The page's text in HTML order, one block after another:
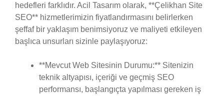
hedefleri farklıdır. Acil Tasarım olarak, **Çelikhan Site
SEO** hizmetlerimizin fiyatlandırmasını belirlerken
şeffaf bir yaklaşım benimsiyoruz ve maliyeti etkileyen
başlıca unsurları sizinle paylaşıyoruz:
**Mevcut Web Sitesinin Durumu:** Sitenizin
teknik altyapısı, içeriği ve geçmiş SEO
performansı, başlangıçta yapılması gereken iş